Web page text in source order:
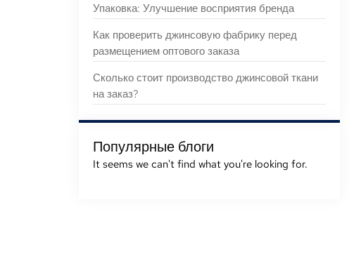
Упаковка: Улучшение восприятия бренда
Как проверить джинсовую фабрику перед
размещением оптового заказа
Сколько стоит производство джинсовой ткани
на заказ?
Популярные блоги
It seems we can't find what you're looking for.